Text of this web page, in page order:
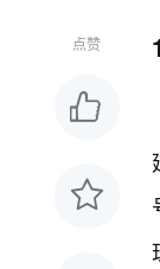
点赞